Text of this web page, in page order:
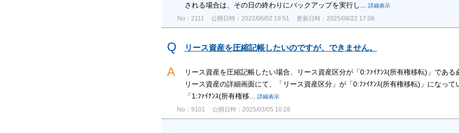
される場合は、その日の終わりにバックアップを実行し...
詳細表示
No：2111 公開日時：2022/06/02 19:51 更新日時：2025/08/22 17:06
リース資産を圧縮記帳したいのですが、できません。
リース資産を圧縮記帳したい場合、リース資産区分が「0:ﾌｧｲﾅﾝｽ(所有権移転)」であ
リース資産の詳細画面にて、「リース資産区分」が「0:ﾌｧｲﾅﾝｽ(所有権移転)」になっ
「1:ﾌｧｲﾅﾝｽ(所有権移...
詳細表示
No：9101 公開日時：2025/03/05 10:28